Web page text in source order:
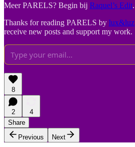
Meer PARELS? Begin bij Raquel’s Edit.
Thanks for reading PARELS by lux&luz
receive new posts and support my work.
8
2
4
Share
Previous
Next